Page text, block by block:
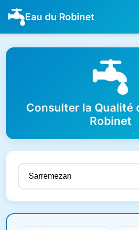
Eau du Robinet
Consulter la Qualité
Robinet
Résultats de qualité de